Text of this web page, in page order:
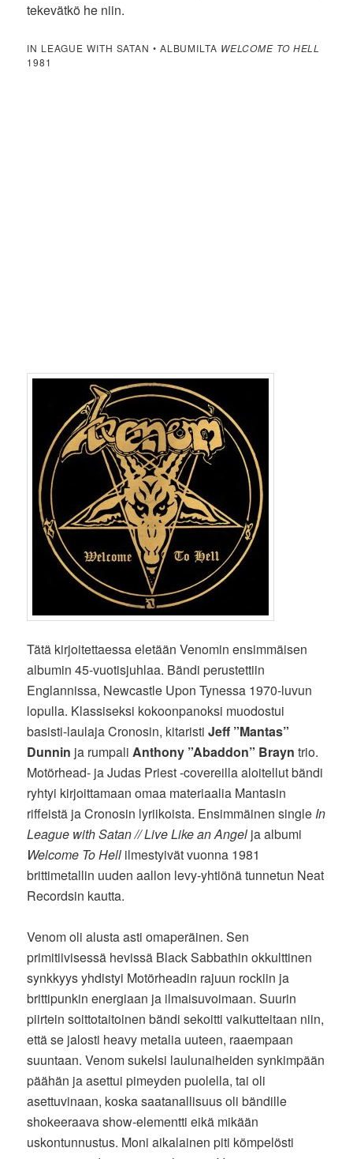
tekevätkö he niin.
IN LEAGUE WITH SATAN • ALBUMILTA WELCOME TO HELL
1981
Tätä kirjoitettaessa eletään Venomin ensimmäisen
albumin 45-vuotisjuhlaa. Bändi perustettiin
Englannissa, Newcastle Upon Tynessa 1970-luvun
lopulla. Klassiseksi kokoonpanoksi muodostui
basisti-laulaja Cronosin, kitaristiJeff ”Mantas”
Dunnin ja rumpaliAnthony ”Abaddon” Brayn trio.
Motörhead- ja Judas Priest -covereilla aloitellut bändi
ryhtyi kirjoittamaan omaa materiaalia Mantasin
riffeistä ja Cronosin lyriikoista. Ensimmäinen single In
League with Satan // Live Like an Angel ja albumi
Welcome To Hell ilmestyivät vuonna 1981
brittimetallin uuden aallon levy-yhtiönä tunnetun Neat
Recordsin kautta.
Venom oli alusta asti omaperäinen. Sen
primitiivisessä hevissä Black Sabbathin okkulttinen
synkkyys yhdistyi Motörheadin rajuun rockiin ja
brittipunkin energiaan ja ilmaisuvoimaan. Suurin
piirtein soittotaitoinen bändi sekoitti vaikutteitaan niin,
että se jalosti heavy metalia uuteen, raaempaan
suuntaan. Venom sukelsi laulunaiheiden synkimpään
päähän ja asettui pimeyden puolella, tai oli
asettuvinaan, koska saatanallisuus oli bändille
shokeeraava show-elementti eikä mikään
uskontunnustus. Moni aikalainen piti kömpelösti